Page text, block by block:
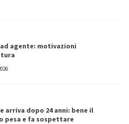
agente: motivazioni
arriva dopo 24 anni: bene il
pesa e fa sospettare